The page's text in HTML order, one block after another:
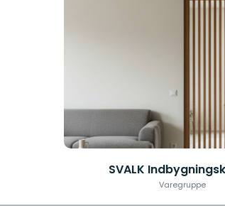
SVALK
Varegruppe